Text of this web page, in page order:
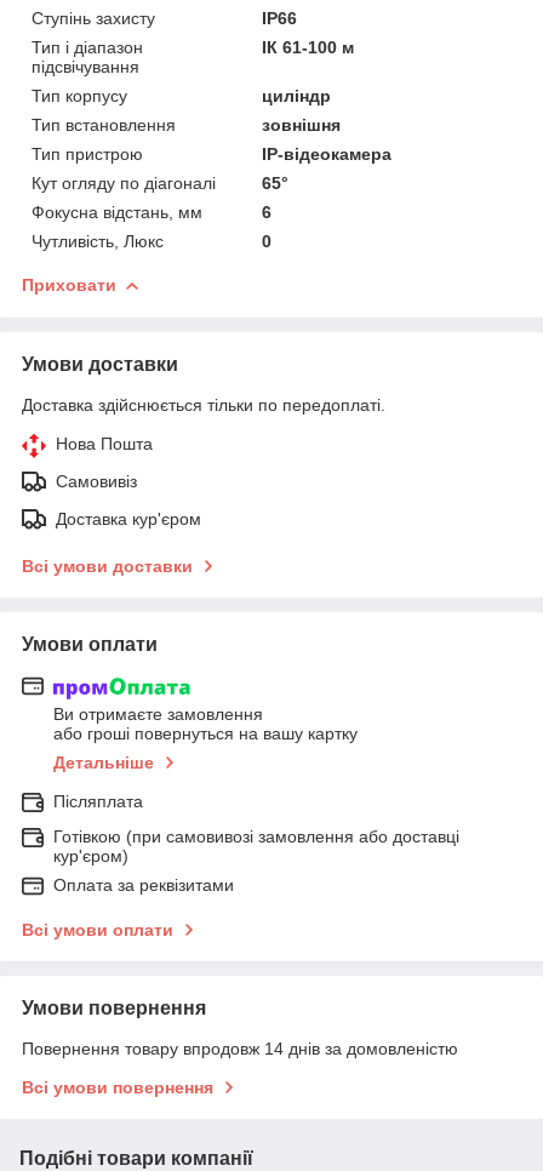
Ступінь захисту
IP66
Тип і діапазон
підсвічування
ІК 61-100 м
Тип корпусу
циліндр
Тип встановлення
зовнішня
Тип пристрою
IP-відеокамера
Кут огляду по діагоналі
65°
Фокусна відстань, мм
6
Чутливість, Люкс
0
Приховати
Умови доставки
Доставка здійснюється тільки по передоплаті.
Нова Пошта
Самовивіз
Доставка кур'єром
Всі умови доставки
Умови оплати
Ви отримаєте замовлення
або гроші повернуться на вашу картку
Детальніше
Післяплата
Готівкою (при самовивозі замовлення або доставці
кур'єром)
Оплата за реквізитами
Всі умови оплати
Умови повернення
Повернення товару впродовж 14 днів за домовленістю
Всі умови повернення
Подібні товари компанії